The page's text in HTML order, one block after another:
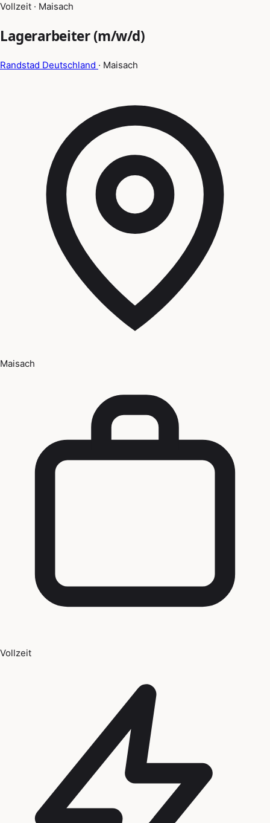
Vollzeit · Maisach
Lagerarbeiter (m/w/d)
Randstad Deutschland · Maisach
Maisach
Vollzeit